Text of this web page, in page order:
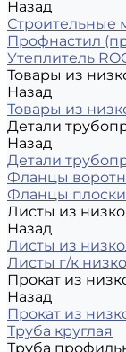
Назад
Строительные
Профнастил
Утеплитель
Товары из
Назад
Товары из
Детали
Назад
Детали
Фланцы
Фланцы
Листы из
Назад
Листы из
Листы г/к
Прокат из
Назад
Прокат из
Труба круглая
Труба